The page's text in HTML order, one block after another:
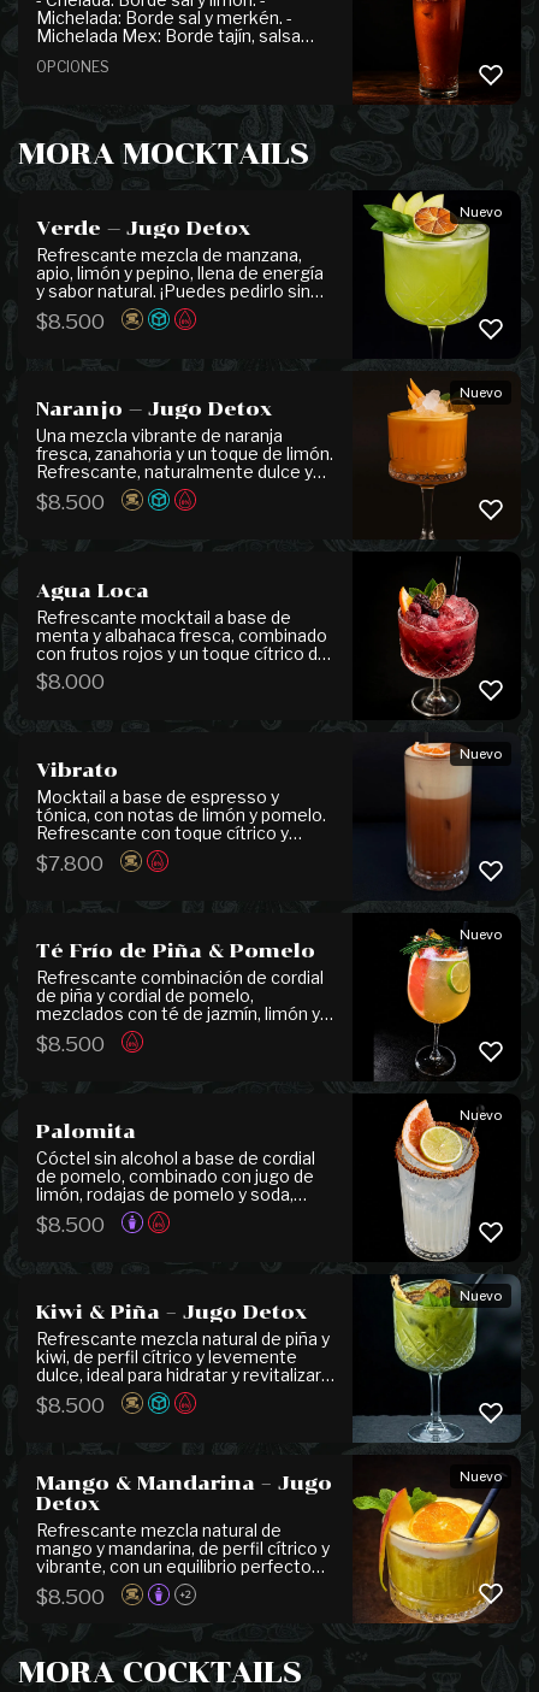
Michelada: Borde sal y merkén. -
Michelada Mex: Borde tajín, salsa
Michelada Clamato: Borde tajín,
Michelada Chamoi: Borde tajín y
chamoi, salsa inglesa, tabasco,
clamato, salsa de ostras, decorada
con camarones salteados, limón y
apio.
OPCIONES
MORA MOCKTAILS
Verde — Jugo Detox
Refrescante mezcla de manzana,
apio, limón y pepino, llena de energía
y sabor natural. ¡Puedes pedirlo sin
azúcar!
$8.500
Nuevo
Naranjo — Jugo Detox
Una mezcla vibrante de naranja
fresca, zanahoria y un toque de limón.
Refrescante, naturalmente dulce y
lleno de vitamina C. ¡Puedes pedirlo
sin azúcar!
$8.500
Nuevo
Agua Loca
Refrescante mocktail a base de
menta y albahaca fresca, combinado
con frutos rojos y un toque cítrico de
naranja.
$8.000
Vibrato
Mocktail a base de espresso y
tónica, con notas de limón y pomelo.
Refrescante con toque cítrico y
ligeramente amargo.
$7.800
Nuevo
Té Frío de Piña & Pomelo
Refrescante combinación de cordial
de piña y cordial de pomelo,
mezclados con té de jazmín, limón y
syrup de pera, logrando un equilibrio
perfecto entre frescura, acidez y
perfil suave y aromático entrega un
$8.500
Nuevo
Palomita
Cóctel sin alcohol a base de cordial
de pomelo, combinado con jugo de
limón, rodajas de pomelo y soda,
logrando un equilibrio refrescante
entre acidez y notas cítricas. Se
mermelada de pomelo y Tajín, que
refrescante.
$8.500
Nuevo
Kiwi & Piña – Jugo Detox
Refrescante mezcla natural de piña y
kiwi, de perfil cítrico y levemente
dulce, ideal para hidratar y revitalizar.
Ligero, fresco y perfecto para
acompañar platos de la carta o
alcohol. ¡Puedes pedirlo sin azúcar!
$8.500
Nuevo
Mango & Mandarina – Jugo
Detox
Refrescante mezcla natural de
mango y mandarina, de perfil cítrico y
vibrante, con un equilibrio perfecto
entre dulzor y acidez. Ligero,
aromático y revitalizante, ideal para
disfrutar como una opción fresca sin
alcohol. ¡Puedes pedirlo sin azúcar!
$8.500 +2
Nuevo
MORA COCKTAILS